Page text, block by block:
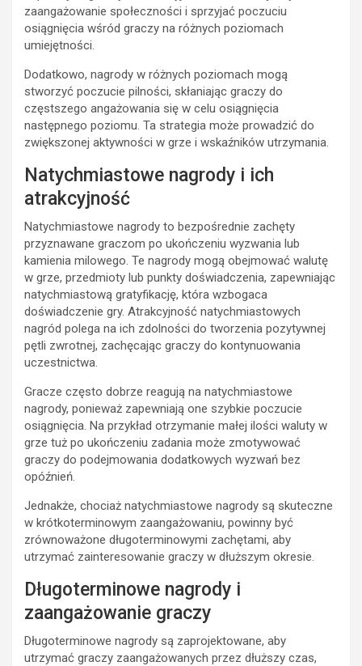
zaangażowanie społeczności i sprzyjać poczuciu
osiągnięcia wśród graczy na różnych poziomach
umiejętności.
Dodatkowo, nagrody w różnych poziomach mogą
stworzyć poczucie pilności, skłaniając graczy do
częstszego angażowania się w celu osiągnięcia
następnego poziomu. Ta strategia może prowadzić do
zwiększonej aktywności w grze i wskaźników utrzymania.
Natychmiastowe nagrody i ich
atrakcyjność
Natychmiastowe nagrody to bezpośrednie zachęty
przyznawane graczom po ukończeniu wyzwania lub
kamienia milowego. Te nagrody mogą obejmować walutę
w grze, przedmioty lub punkty doświadczenia, zapewniając
natychmiastową gratyfikację, która wzbogaca
doświadczenie gry. Atrakcyjność natychmiastowych
nagród polega na ich zdolności do tworzenia pozytywnej
pętli zwrotnej, zachęcając graczy do kontynuowania
uczestnictwa.
Gracze często dobrze reagują na natychmiastowe
nagrody, ponieważ zapewniają one szybkie poczucie
osiągnięcia. Na przykład otrzymanie małej ilości waluty w
grze tuż po ukończeniu zadania może zmotywować
graczy do podejmowania dodatkowych wyzwań bez
opóźnień.
Jednakże, chociaż natychmiastowe nagrody są skuteczne
w krótkoterminowym zaangażowaniu, powinny być
zrównoważone długoterminowymi zachętami, aby
utrzymać zainteresowanie graczy w dłuższym okresie.
Długoterminowe nagrody i
zaangażowanie graczy
Długoterminowe nagrody są zaprojektowane, aby
utrzymać graczy zaangażowanych przez dłuższy czas,